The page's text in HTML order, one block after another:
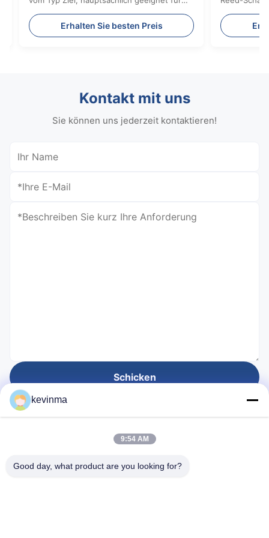
Erhalten Sie besten Preis
Kontakt mit uns
Sie können uns jederzeit kontaktieren!
Schicken
kevinma
9:54 AM
Good day, what product are you looking for?